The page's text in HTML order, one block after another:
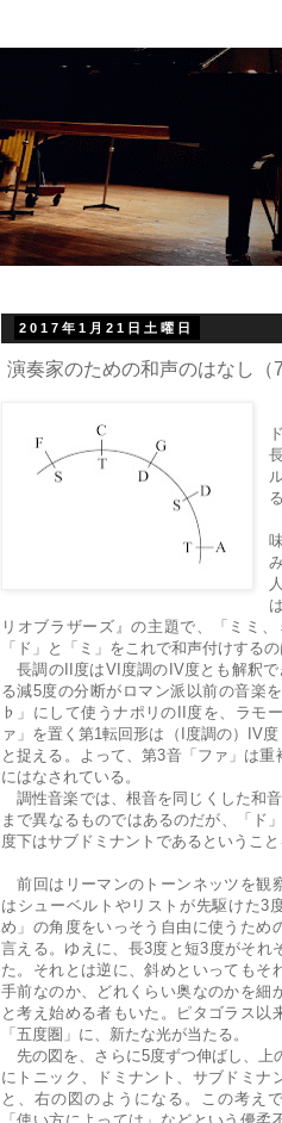
2017年1月21日土曜日
演奏家のための和声のはなし（
リオブラザーズ』の主題で、「ミミ
「ド」と「ミ」をこれで和声付けする
長調のII度はVI度調のIV度とも解釈で
る減5度の分断がロマン派以前の音楽
♭」にして使うナポリのII度を、ラモ
ァ」を置く第1転回形は（I度調の）IV
と捉える。よって、第3音「ファ」は
にはなされている。
調性音楽では、根音を同じくした和
まで異なるものではあるのだが、「ド
度下はサブドミナントであるというこ
前回はリーマンのトーンネッツを観
はシューベルトやリストが先駆けた3
め」の角度をいっそう自由に使うため
言える。ゆえに、長3度と短3度がそれ
た。それとは逆に、斜めといってもそ
手前なのか、どれくらい奥なのかを細
と考え始める者もいた。ピタゴラス以
「五度圏」に、新たな光が当たる。
先の図を、さらに5度ずつ伸ばし、上
にトニック、ドミナント、サブドミナ
と、右の図のようになる。この考え